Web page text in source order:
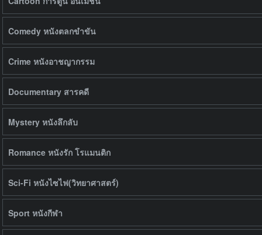
Comedy หนังตลกขำขัน
Crime หนังอาชญากรรม
Documentary สารคดี
Mystery หนังลึกลับ
Romance หนังรัก โรแมนติก
Sci-Fi หนังไซไฟ(วิทยาศาสตร์)
Sport หนังกีฬา